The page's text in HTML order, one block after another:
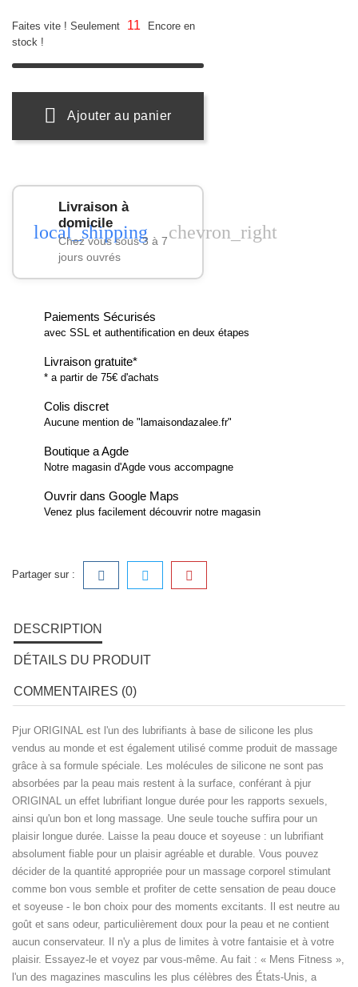
Faites vite ! Seulement 11
Encore en
stock !
Ajouter au panier
local_shipping
Livraison à
domicile
Chez vous sous 3 à 7
jours ouvrés
chevron_right
Paiements Sécurisés
avec SSL et authentification en deux étapes
Livraison gratuite*
* a partir de 75€ d'achats
Colis discret
Aucune mention de "lamaisondazalee.fr"
Boutique a Agde
Notre magasin d'Agde vous accompagne
Ouvrir dans Google Maps
Venez plus facilement découvrir notre magasin
Partager sur :
DESCRIPTION
DÉTAILS DU PRODUIT
COMMENTAIRES (0)
Pjur ORIGINAL est l'un des lubrifiants à base de silicone les plus
vendus au monde et est également utilisé comme produit de massage
grâce à sa formule spéciale. Les molécules de silicone ne sont pas
absorbées par la peau mais restent à la surface, conférant à pjur
ORIGINAL un effet lubrifiant longue durée pour les rapports sexuels,
ainsi qu'un bon et long massage. Une seule touche suffira pour un
plaisir longue durée. Laisse la peau douce et soyeuse : un lubrifiant
absolument fiable pour un plaisir agréable et durable. Vous pouvez
décider de la quantité appropriée pour un massage corporel stimulant
comme bon vous semble et profiter de cette sensation de peau douce
et soyeuse - le bon choix pour des moments excitants. Il est neutre au
goût et sans odeur, particulièrement doux pour la peau et ne contient
aucun conservateur. Il n'y a plus de limites à votre fantaisie et à votre
plaisir. Essayez-le et voyez par vous-même. Au fait : « Mens Fitness »,
l'un des magazines masculins les plus célèbres des États-Unis, a